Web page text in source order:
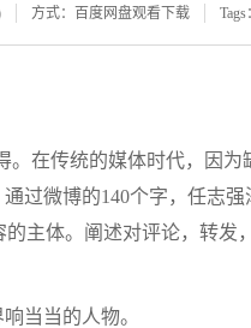
方式：百度网盘观看下载 Tags
。在传统的媒体时代，因
过微博的140个字，任志
主体。阐述对评论，转
当当的人物。